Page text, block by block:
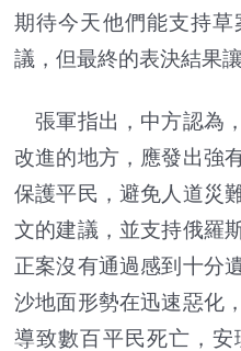
期待今天他們能支持
議，但最終的表決結果
張軍指出，中方認為
改進的地方，應發出強
保護平民，避免人道災
文的建議，並支持俄羅
正案沒有通過感到十分
沙地面形勢在迅速惡化
導致數百平民死亡，